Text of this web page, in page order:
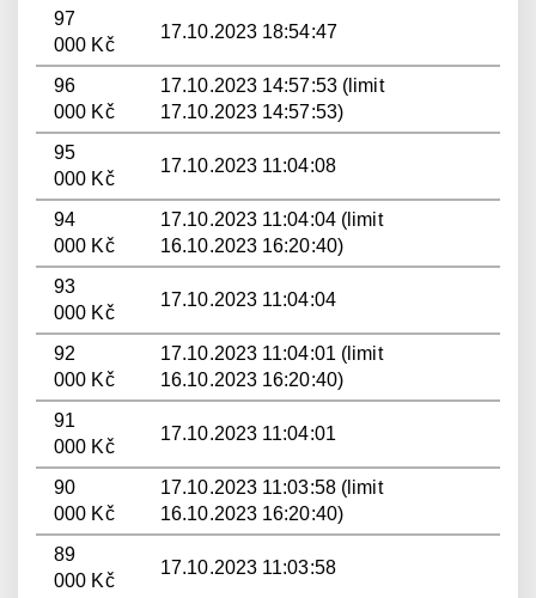
97
000 Kč
17.10.2023 18:54:47
96
000 Kč
17.10.2023 14:57:53 (limit
17.10.2023 14:57:53)
95
000 Kč
17.10.2023 11:04:08
94
000 Kč
17.10.2023 11:04:04 (limit
16.10.2023 16:20:40)
93
000 Kč
17.10.2023 11:04:04
92
000 Kč
17.10.2023 11:04:01 (limit
16.10.2023 16:20:40)
91
000 Kč
17.10.2023 11:04:01
90
000 Kč
17.10.2023 11:03:58 (limit
16.10.2023 16:20:40)
89
000 Kč
17.10.2023 11:03:58